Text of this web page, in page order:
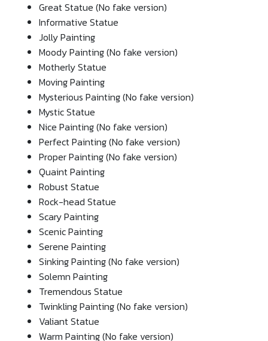
Great Statue (No fake version)
Informative Statue
Jolly Painting
Moody Painting (No fake version)
Motherly Statue
Moving Painting
Mysterious Painting (No fake version)
Mystic Statue
Nice Painting (No fake version)
Perfect Painting (No fake version)
Proper Painting (No fake version)
Quaint Painting
Robust Statue
Rock-head Statue
Scary Painting
Scenic Painting
Serene Painting
Sinking Painting (No fake version)
Solemn Painting
Tremendous Statue
Twinkling Painting (No fake version)
Valiant Statue
Warm Painting (No fake version)